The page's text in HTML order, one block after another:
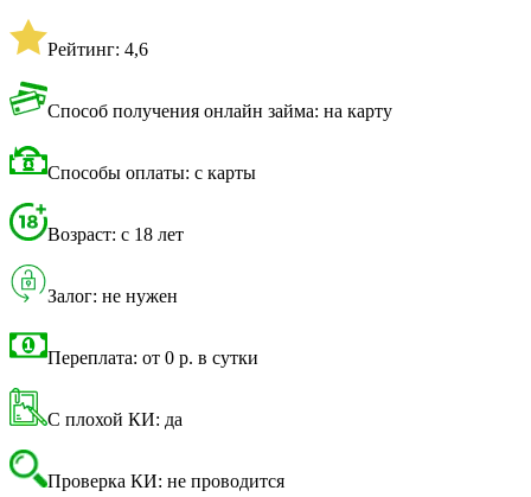
Рейтинг: 4,6
Способ получения онлайн займа: на карту
Способы оплаты: с карты
Возраст: с 18 лет
Залог: не нужен
Переплата: от 0 р. в сутки
С плохой КИ: да
Проверка КИ: не проводится